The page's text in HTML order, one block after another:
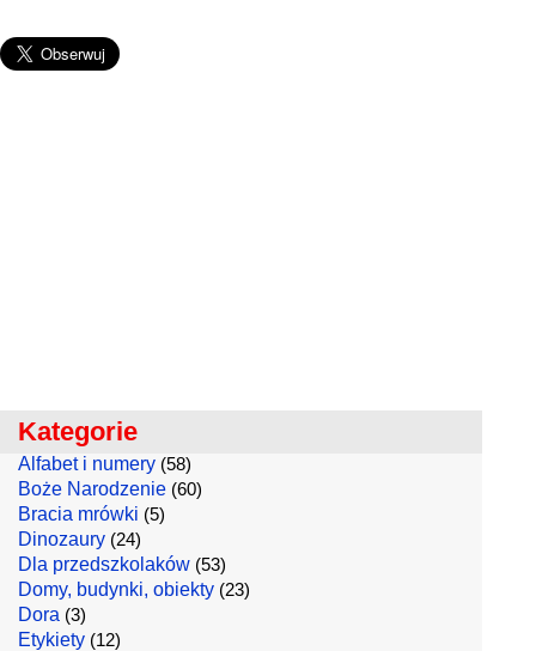
Kategorie
Alfabet i numery (58)
Boże Narodzenie (60)
Bracia mrówki (5)
Dinozaury (24)
Dla przedszkolaków (53)
Domy, budynki, obiekty (23)
Dora (3)
Etykiety (12)